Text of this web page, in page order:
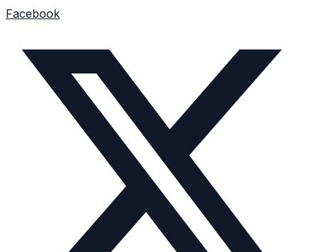
Facebook